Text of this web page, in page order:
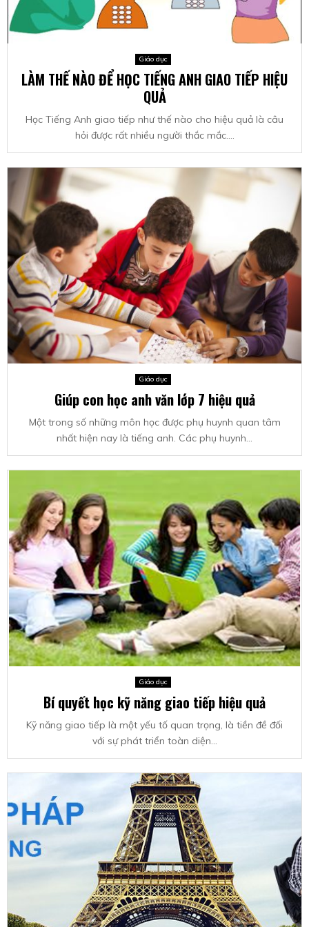
Giáo dục
LÀM THẾ NÀO ĐỂ HỌC TIẾNG ANH GIAO TIẾP HIỆU
QUẢ
Học Tiếng Anh giao tiếp như thế nào cho hiệu quả là câu
hỏi được rất nhiều người thắc mắc....
Giáo dục
Giúp con học anh văn lớp 7 hiệu quả
Một trong số những môn học được phụ huynh quan tâm
nhất hiện nay là tiếng anh. Các phụ huynh...
Giáo dục
Bí quyết học kỹ năng giao tiếp hiệu quả
Kỹ năng giao tiếp là một yếu tố quan trọng, là tiền đề đối
với sự phát triển toàn diện...